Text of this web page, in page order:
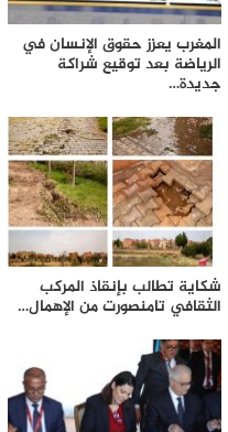
المغرب يعزز حقوق الإنسان في
الرياضة بعد توقيع شراكة
جديدة…
شكاية تطالب بإنقاذ المركب
الثقافي تامنصورت من الإهمال…